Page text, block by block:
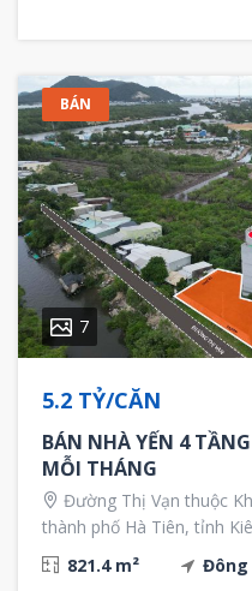
BÁN
7
5.2 TỶ/CĂN
BÁN NHÀ YẾN 4
MỖI THÁNG
Đường Thị Vạn thuộc
thành phố Hà Tiên, tỉnh
821.4 m²
Đông